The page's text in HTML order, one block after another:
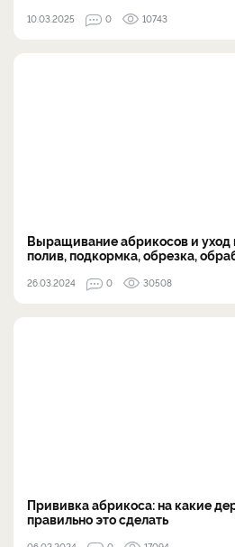
10.03.2025 0 10743
Выращивание абрикосов и уход
полив, подкормка, обрезка,
26.03.2024 0 30508
Прививка абрикоса: на какие
правильно это сделать